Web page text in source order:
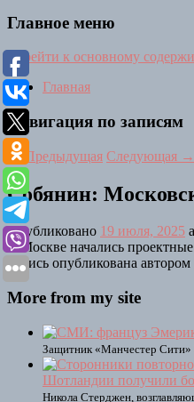
Главное меню
Перейти к основному
Главная
Навигация по записям
←Предыдущая Следующая →
Собянин:
Опубликовано 19 июля, 2025
В Москве начались
Запись опубликована автором
More from my site
Защитник «Манчестер Сити»
Шотландии получили
Никола Стерджен,